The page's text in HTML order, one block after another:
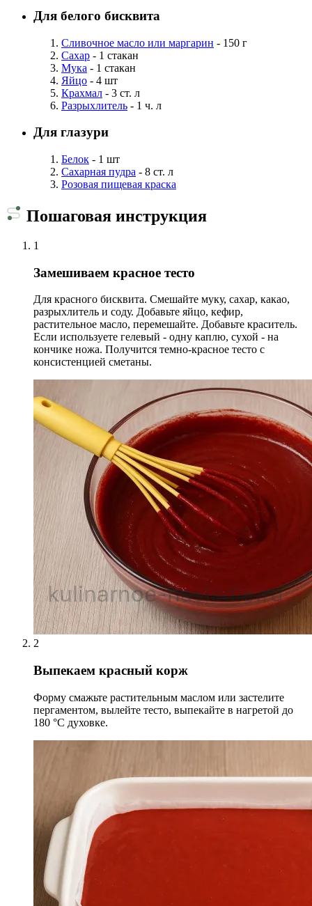
Для белого бисквита
Сливочное масло или маргарин - 150 г
Сахар - 1 стакан
Мука - 1 стакан
Яйцо - 4 шт
Крахмал - 3 ст. л
Разрыхлитель - 1 ч. л
Для глазури
Белок - 1 шт
Сахарная пудра - 8 ст. л
Розовая пищевая краска
Пошаговая инструкция
1
Замешиваем красное тесто
Для красного бисквита. Смешайте муку, сахар, какао,
разрыхлитель и соду. Добавьте яйцо, кефир,
растительное масло, перемешайте. Добавьте краситель.
Если используете гелевый - одну каплю, сухой - на
кончике ножа. Получится темно-красное тесто с
консистенцией сметаны.
2
Выпекаем красный корж
Форму смажьте растительным маслом или застелите
пергаментом, вылейте тесто, выпекайте в нагретой до
180 °С духовке.